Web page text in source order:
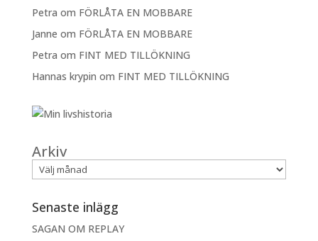
Petra om FÖRLÅTA EN MOBBARE
Janne om FÖRLÅTA EN MOBBARE
Petra om FINT MED TILLÖKNING
Hannas krypin om FINT MED TILLÖKNING
Arkiv
Senaste inlägg
SAGAN OM REPLAY